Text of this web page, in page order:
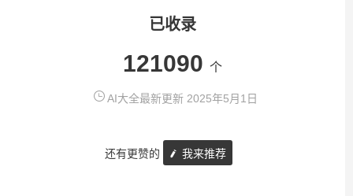
已收录
121090 个
AI大全最新更新 2025年5月1日
还有更赞的 我来推荐